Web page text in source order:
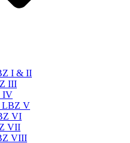
I & II
III
IV
LBZ V
VI
VII
VIII